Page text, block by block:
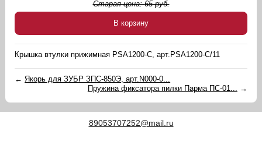
Старая цена:65руб.
В корзину
Крышка втулки прижимная PSA1200-C, арт.PSA1200-C/11
←Якорь для ЗУБР ЗПС-850Э, арт.N000-0...
Пружина фиксатора пилки Парма ПС-01... →
89053707252@mail.ru